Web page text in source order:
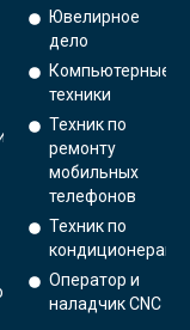
Ювелирное
дело
Компьютерные
техники
Техник по
ремонту
мобильных
телефонов
Техник по
кондиционерам
Оператор и
наладчик CNC